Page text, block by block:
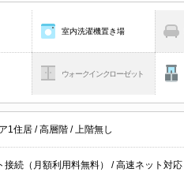
室内洗濯機置き場
ウォークインクローゼット
1住居 /高層階 / 上階無し
接続（月額利用料無料） /高速ネット対応